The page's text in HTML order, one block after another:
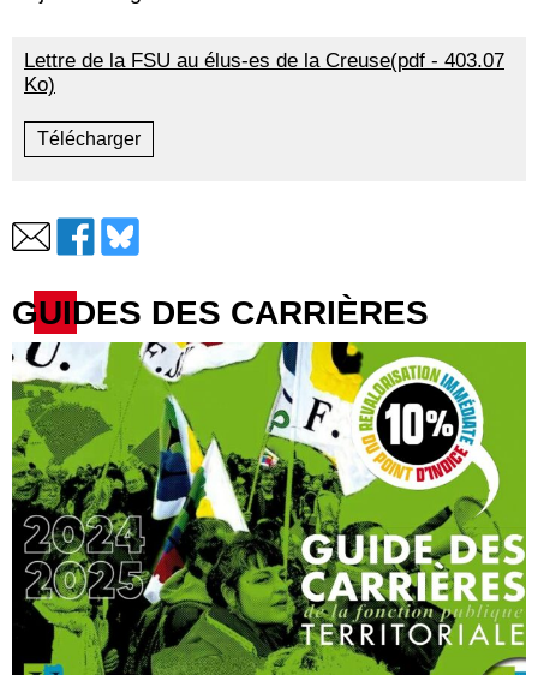
Lettre de la FSU au élus-es de la Creuse(pdf - 403.07
Ko)
Télécharger
GUIDES DES CARRIÈRES